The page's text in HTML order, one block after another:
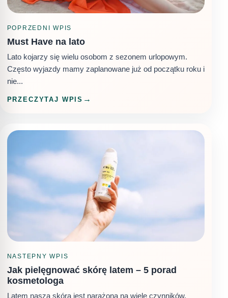
POPRZEDNI WPIS
Must Have na lato
Lato kojarzy się wielu osobom z sezonem urlopowym.
Często wyjazdy mamy zaplanowane już od początku roku i
nie...
PRZECZYTAJ WPIS
NASTEPNY WPIS
Jak pielęgnować skórę latem – 5 porad
kosmetologa
Latem nasza skóra jest narażona na wiele czynników,